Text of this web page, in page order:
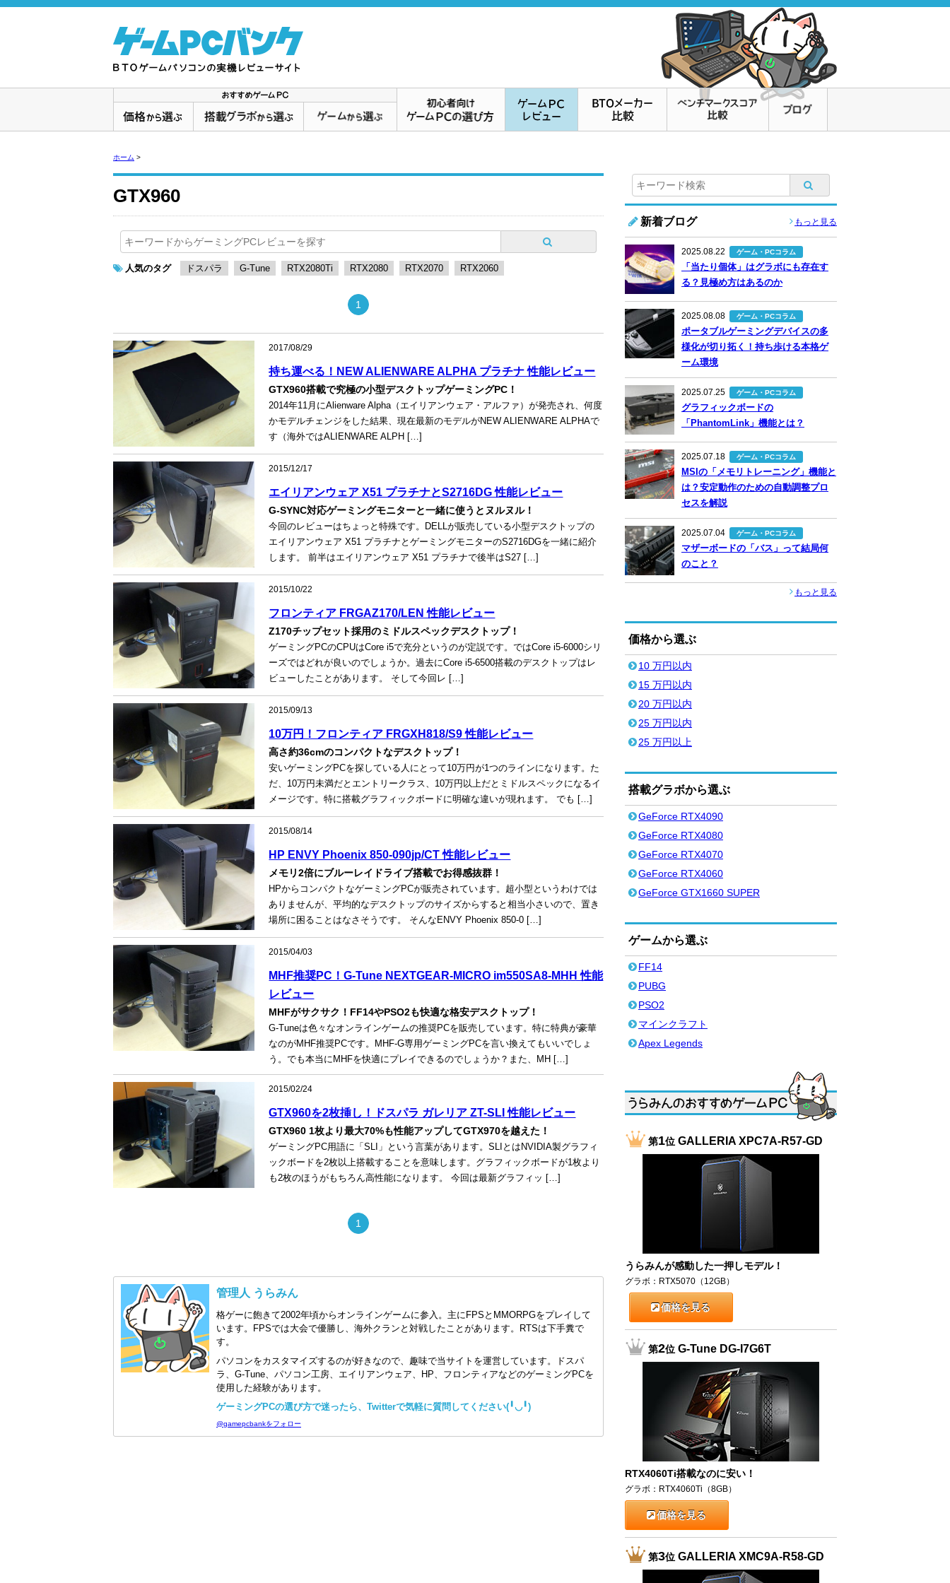
ホーム >
GTX960
人気のタグ ドスパラ G-Tune RTX2080Ti RTX2080 RTX2070 RTX2060
1
2017/08/29
持ち運べる！NEW ALIENWARE ALPHA プラチナ 性能レビュー
GTX960搭載で究極の小型デスクトップゲーミングPC！
2014年11月にAlienware Alpha（エイリアンウェア・アルファ）が発売され、何度
かモデルチェンジをした結果、現在最新のモデルがNEW ALIENWARE ALPHAで
す（海外ではALIENWARE ALPH […]
2015/12/17
エイリアンウェア X51 プラチナとS2716DG 性能レビュー
G-SYNC対応ゲーミングモニターと一緒に使うとヌルヌル！
今回のレビューはちょっと特殊です。DELLが販売している小型デスクトップの
エイリアンウェア X51 プラチナとゲーミングモニターのS2716DGを一緒に紹介
します。 前半はエイリアンウェア X51 プラチナで後半はS27 […]
2015/10/22
フロンティア FRGAZ170/LEN 性能レビュー
Z170チップセット採用のミドルスペックデスクトップ！
ゲーミングPCのCPUはCore i5で充分というのが定説です。ではCore i5-6000シリ
ーズではどれが良いのでしょうか。過去にCore i5-6500搭載のデスクトップはレ
ビューしたことがあります。 そして今回レ […]
2015/09/13
10万円！フロンティア FRGXH818/S9 性能レビュー
高さ約36cmのコンパクトなデスクトップ！
安いゲーミングPCを探している人にとって10万円が1つのラインになります。た
だ、10万円未満だとエントリークラス、10万円以上だとミドルスペックになるイ
メージです。特に搭載グラフィックボードに明確な違いが現れます。 でも […]
2015/08/14
HP ENVY Phoenix 850-090jp/CT 性能レビュー
メモリ2倍にブルーレイドライブ搭載でお得感抜群！
HPからコンパクトなゲーミングPCが販売されています。超小型というわけでは
ありませんが、平均的なデスクトップのサイズからすると相当小さいので、置き
場所に困ることはなさそうです。 そんなENVY Phoenix 850-0 […]
2015/04/03
MHF推奨PC！G-Tune NEXTGEAR-MICRO im550SA8-MHH 性能
レビュー
MHFがサクサク！FF14やPSO2も快適な格安デスクトップ！
G-Tuneは色々なオンラインゲームの推奨PCを販売しています。特に特典が豪華
なのがMHF推奨PCです。MHF-G専用ゲーミングPCを言い換えてもいいでしょ
う。でも本当にMHFを快適にプレイできるのでしょうか？また、MH […]
2015/02/24
GTX960を2枚挿し！ドスパラ ガレリア ZT-SLI 性能レビュー
GTX960 1枚より最大70%も性能アップしてGTX970を越えた！
ゲーミングPC用語に「SLI」という言葉があります。SLIとはNVIDIA製グラフィ
ックボードを2枚以上搭載することを意味します。グラフィックボードが1枚より
も2枚のほうがもちろん高性能になります。 今回は最新グラフィッ […]
1
管理人 うらみん
格ゲーに飽きて2002年頃からオンラインゲームに参入。主にFPSとMMORPGをプレイして
います。FPSでは大会で優勝し、海外クランと対戦したことがあります。RTSは下手糞で
す。
パソコンをカスタマイズするのが好きなので、趣味で当サイトを運営しています。ドスパ
ラ、G-Tune、パソコン工房、エイリアンウェア、HP、フロンティアなどのゲーミングPCを
使用した経験があります。
ゲーミングPCの選び方で迷ったら、Twitterで気軽に質問してください(╹◡╹)
@gamepcbankをフォロー
新着ブログ もっと見る
2025.08.22 ゲーム・PCコラム
「当たり個体」はグラボにも存在す
る？見極め方はあるのか
2025.08.08 ゲーム・PCコラム
ポータブルゲーミングデバイスの多
様化が切り拓く！持ち歩ける本格ゲ
ーム環境
2025.07.25 ゲーム・PCコラム
グラフィックボードの
「PhantomLink」機能とは？
2025.07.18 ゲーム・PCコラム
MSIの「メモリトレーニング」機能と
は？安定動作のための自動調整プロ
セスを解説
2025.07.04 ゲーム・PCコラム
マザーボードの「バス」って結局何
のこと？
もっと見る
価格から選ぶ
10 万円以内
15 万円以内
20 万円以内
25 万円以内
25 万円以上
搭載グラボから選ぶ
GeForce RTX4090
GeForce RTX4080
GeForce RTX4070
GeForce RTX4060
GeForce GTX1660 SUPER
ゲームから選ぶ
FF14
PUBG
PSO2
マインクラフト
Apex Legends
第1位GALLERIA XPC7A-R57-GD
うらみんが感動した一押しモデル！
グラボ：RTX5070（12GB）
価格を見る
第2位G-Tune DG-I7G6T
RTX4060Ti搭載なのに安い！
グラボ：RTX4060Ti（8GB）
価格を見る
第3位GALLERIA XMC9A-R58-GD